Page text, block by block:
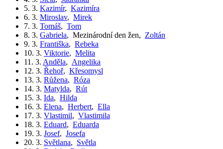
5. 3. Kazimír, Kazimíra
6. 3. Miroslav, Mirek
7. 3. Tomáš, Tom
8. 3. Gabriela, Mezinárodní den žen, Zoltán
9. 3. Františka, Rebeka
10. 3. Viktorie, Melita
11. 3. Anděla, Angelika
12. 3. Řehoř, Křesomysl
13. 3. Růžena, Róza
14. 3. Matylda, Rút
15. 3. Ida, Hilda
16. 3. Elena, Herbert, Ella
17. 3. Vlastimil, Vlastimila
18. 3. Eduard, Eduarda
19. 3. Josef, Josefa
20. 3. Světlana, Světla